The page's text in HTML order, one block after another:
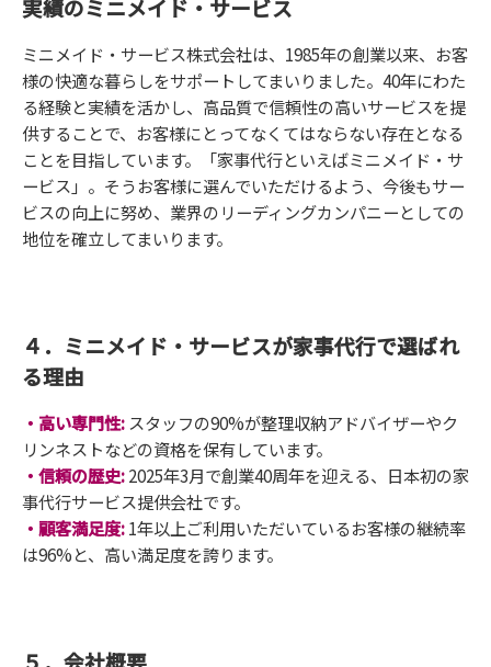
実績のミニメイド・サービス
ミニメイド・サービス株式会社は、1985年の創業以来、お客
様の快適な暮らしをサポートしてまいりました。40年にわた
る経験と実績を活かし、高品質で信頼性の高いサービスを提
供することで、お客様にとってなくてはならない存在となる
ことを目指しています。「家事代行といえばミニメイド・サ
ービス」。そうお客様に選んでいただけるよう、今後もサー
ビスの向上に努め、業界のリーディングカンパニーとしての
地位を確立してまいります。
４．ミニメイド・サービスが家事代行で選ばれ
る理由
・高い専門性:スタッフの90%が整理収納アドバイザーやク
リンネストなどの資格を保有しています。
・信頼の歴史:2025年3月で創業40周年を迎える、日本初の家
事代行サービス提供会社です。
・顧客満足度:1年以上ご利用いただいているお客様の継続率
は96%と、高い満足度を誇ります。
５．会社概要